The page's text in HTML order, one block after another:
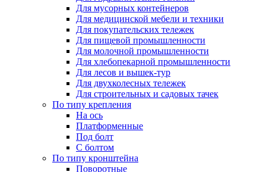
Для мусорных контейнеров
Для медицинской мебели и техники
Для покупательских тележек
Для пищевой промышленности
Для молочной промышленности
Для хлебопекарной промышленности
Для лесов и вышек-тур
Для двухколесных тележек
Для строительных и садовых тачек
По типу крепления
На ось
Платформенные
Под болт
С болтом
По типу кронштейна
Поворотные